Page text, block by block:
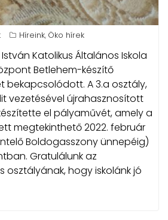
Híreink, Öko hírek
Katolikus Általános Iskola
Betlehem-készítő
bekapcsolódott. A 3.a osztály,
vezetésével újrahasznosított
el pályaművét, amely a
megtekinthető 2022. február
Boldogasszony ünnepéig)
Gratulálunk az
osztályának, hogy iskolánk jó